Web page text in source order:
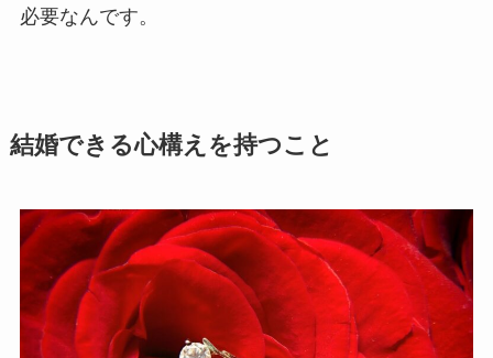
必要なんです。
結婚できる心構えを持つこと